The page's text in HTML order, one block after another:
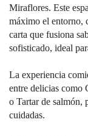
Miraflores. Este
máximo el entorno,
carta que fusiona
sofisticado, ideal
La experiencia
entre delicias como
o Tartar de salmón,
cuidadas.